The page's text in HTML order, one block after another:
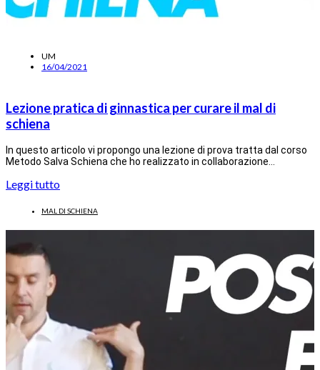
UM
16/04/2021
Lezione pratica di ginnastica per curare il mal di
schiena
In questo articolo vi propongo una lezione di prova tratta dal corso
Metodo Salva Schiena che ho realizzato in collaborazione…
Leggi tutto
MAL DI SCHIENA